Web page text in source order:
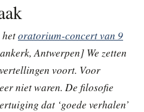
oratorium-concert van 9
Antwerpen] We zetten
voort. Voor
niet waren. De filosofie
dat ‘goede verhalen’